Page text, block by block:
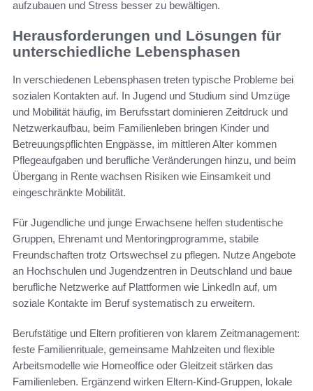
aufzubauen und Stress besser zu bewältigen.
Herausforderungen und Lösungen für
unterschiedliche Lebensphasen
In verschiedenen Lebensphasen treten typische Probleme bei
sozialen Kontakten auf. In Jugend und Studium sind Umzüge
und Mobilität häufig, im Berufsstart dominieren Zeitdruck und
Netzwerkaufbau, beim Familienleben bringen Kinder und
Betreuungspflichten Engpässe, im mittleren Alter kommen
Pflegeaufgaben und berufliche Veränderungen hinzu, und beim
Übergang in Rente wachsen Risiken wie Einsamkeit und
eingeschränkte Mobilität.
Für Jugendliche und junge Erwachsene helfen studentische
Gruppen, Ehrenamt und Mentoringprogramme, stabile
Freundschaften trotz Ortswechsel zu pflegen. Nutze Angebote
an Hochschulen und Jugendzentren in Deutschland und baue
berufliche Netzwerke auf Plattformen wie LinkedIn auf, um
soziale Kontakte im Beruf systematisch zu erweitern.
Berufstätige und Eltern profitieren von klarem Zeitmanagement:
feste Familienrituale, gemeinsame Mahlzeiten und flexible
Arbeitsmodelle wie Homeoffice oder Gleitzeit stärken das
Familienleben. Ergänzend wirken Eltern-Kind-Gruppen, lokale